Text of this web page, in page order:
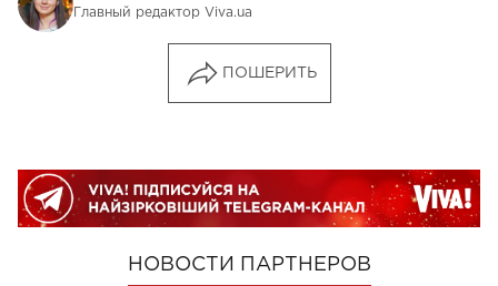
Главный редактор Viva.ua
ПОШЕРИТЬ
НОВОСТИ ПАРТНЕРОВ